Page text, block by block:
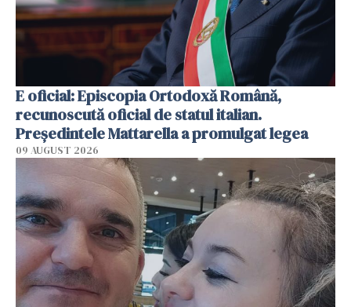
E oficial: Episcopia Ortodoxă Română,
recunoscută oficial de statul italian.
Președintele Mattarella a promulgat legea
09 AUGUST 2026